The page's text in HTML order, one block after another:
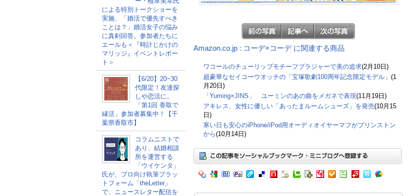
による特別トークショーを
実施、「婚活で優先すべき
ことは？」婚活女子の悩み
に真剣回答。参加者たちに
エールも＜『時計じかけの
マリッジ』イベントレポー
ト＞
【6/20】20~30
代限定！友達探
しや恋活に。
「第1回 香取で
縁活」参加者募集中！【千
葉県香取市】
コラムニストで
あり、結婚相談
所を運営する
「ウイケンタ」
氏が、プロ向け執筆プラッ
トフォーム「theLetter」
で、ニュースレター配信を
Amazon.co.jp : コーデ×コーデ に関連する商品
ワコールのチューリップモチーフブラジャーで美の追求(2月10日)
超豪華なセイコーウオッチの「宝塚歌劇100周年記念限定モデル」 (1
月20日)
「Yuming×JINS」 ユーミンのあの曲をメガネで表現(11月19日)
アキレス、女性に優しい「あったまルームシューズ」を発売(10月15
日)
寒い日も安心のiPhone/iPod用オーディオイヤーマフがプリンストン
から(10月14日)